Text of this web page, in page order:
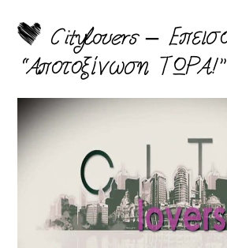
Citylovers –
“Αποτοξίνωση ΤΩΡΑ!”